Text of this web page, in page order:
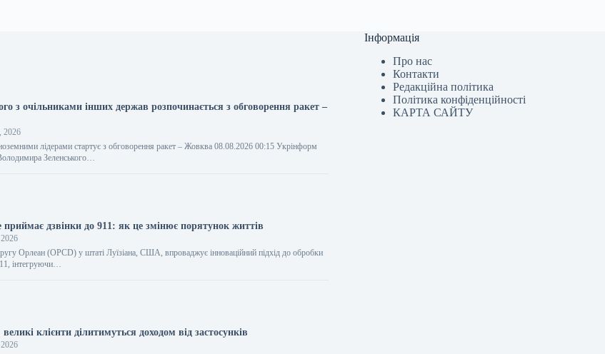
з очільниками інших держав розпочинається з обговорення ракет –
2026
лідерами стартує з обговорення ракет – Жовква 08.08.2026 00:15 Укрінформ
Зеленського…
дзвінки до 911: як це змінює порятунок життів
Орлеан (OPCD) у штаті Луїзіана, США, впроваджує інноваційний підхід до обробки
інтегруючи…
клієнти ділитимуться доходом від застосунків
Інформація
Про нас
Контакти
Редакційна політика
Політика конфіденційності
КАРТА САЙТУ